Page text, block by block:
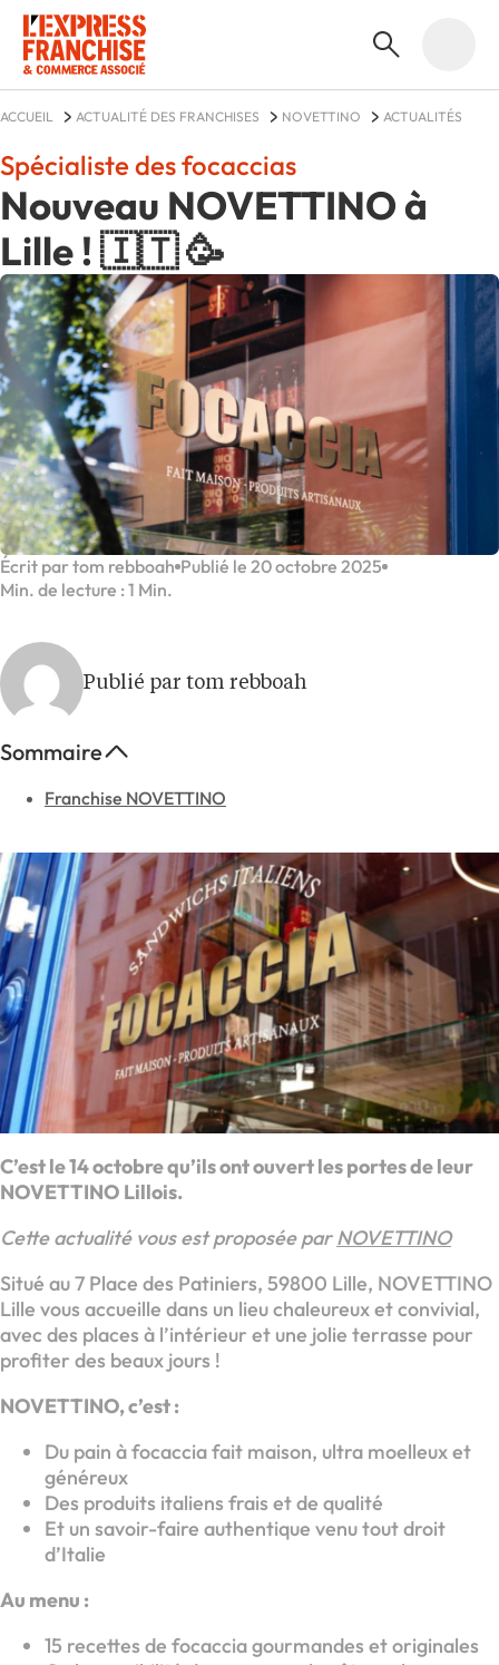
ACCUEIL ACTUALITÉ DES FRANCHISES NOVETTINO ACTUALITÉS
Nouveau NOVETTINO à
Lille ! 🇮🇹 🥳
Spécialiste des focaccias
Écrit par tom rebboah Publié le 20 octobre 2025
Min. de lecture : 1 Min.
Publié par tom rebboah
Sommaire
Franchise NOVETTINO
C’est le 14 octobre qu’ils ont ouvert les portes de leur
NOVETTINO Lillois.
Cette actualité vous est proposée parNOVETTINO
Situé au 7 Place des Patiniers, 59800 Lille, NOVETTINO
Lille vous accueille dans un lieu chaleureux et convivial,
avec des places à l’intérieur et une jolie terrasse pour
profiter des beaux jours !
NOVETTINO, c’est :
Du pain à focaccia fait maison, ultra moelleux et
généreux
Des produits italiens frais et de qualité
Et un savoir-faire authentique venu tout droit
d’Italie
Au menu :
15 recettes de focaccia gourmandes et originales